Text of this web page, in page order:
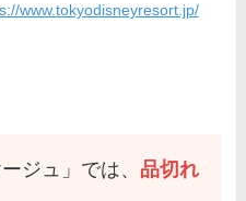
www.tokyodisneyresort.jp/
ジュ」では、 品切れ